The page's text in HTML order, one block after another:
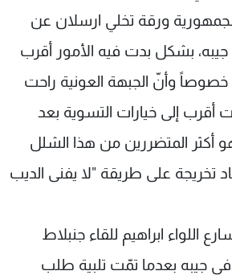
ورقة تخلي ارسلان عن
بشكل بدت فيه الأمور أقرب
خصوصاً وأنّ الجبهة العونية راحت
أقرب إلى خيارات التسوية بعد
أكثر المتضررين من هذا الشلل
تخريجة على طريقة "لا يفنى الديب
اللواء ابراهيم للقاء جنبلاط
في جيبه بعدما تمّت تلبية طلب